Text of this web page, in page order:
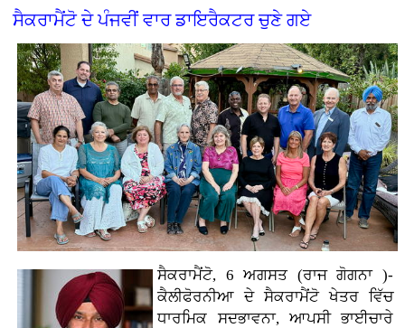
ਸੈਕਰਾਮੈਂਟੋ ਦੇ ਪੰਜਵੀਂ ਵਾਰ ਡਾਇਰੈਕਟਰ ਚੁਣੇ ਗਏ
ਸੈਕਰਾਮੈਂਟੋ, 6 ਅਗਸਤ (ਰਾਜ ਗੋਗਨਾ )-
ਕੈਲੀਫੋਰਨੀਆ ਦੇ ਸੈਕਰਾਮੈਂਟੋ ਖੇਤਰ ਵਿੱਚ
ਧਾਰਮਿਕ ਸਦਭਾਵਨਾ, ਆਪਸੀ ਭਾਈਚਾਰੇ